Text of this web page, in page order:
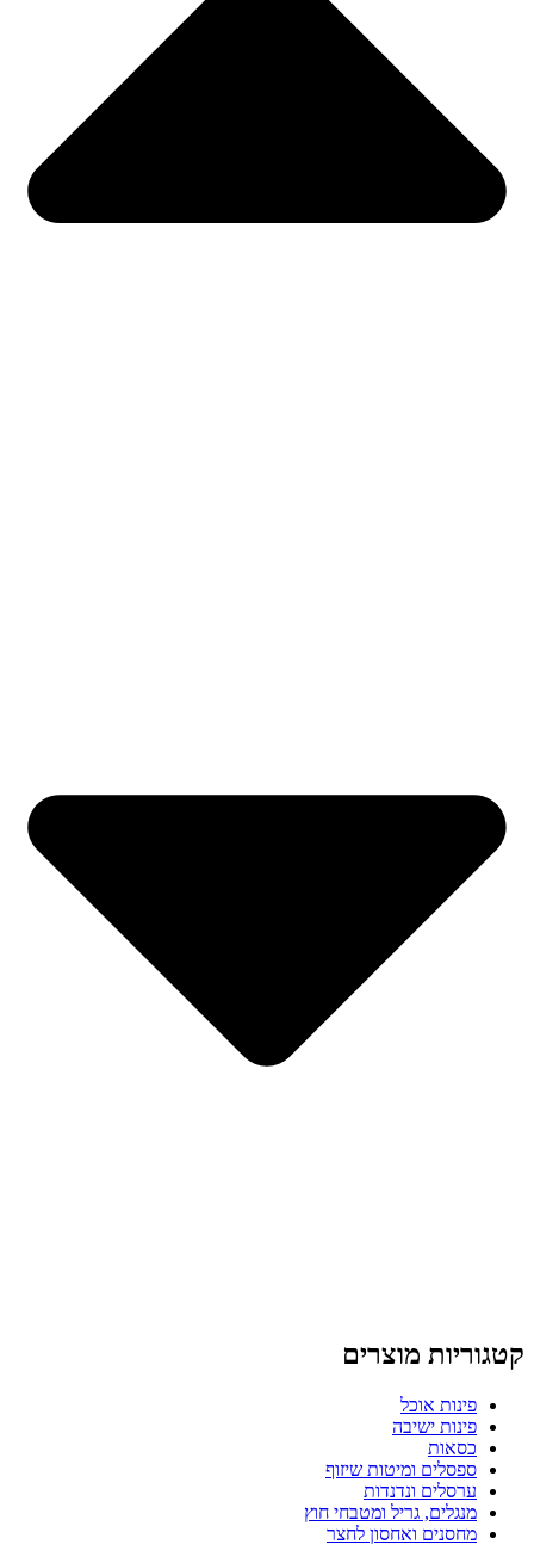
קטגוריות מוצרים
פינות אוכל
פינות ישיבה
כסאות
ספסלים ומיטות שיזוף
ערסלים ונדנדות
מנגלים, גריל ומטבחי חוץ
מחסנים ואחסון לחצר